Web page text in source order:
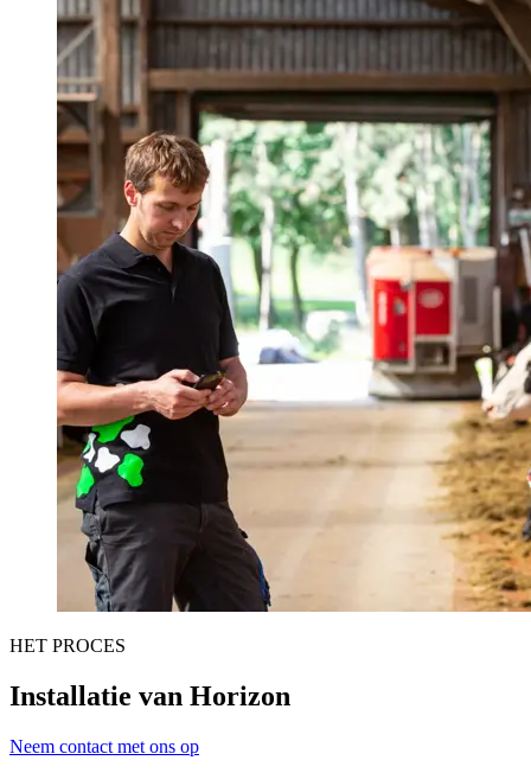
HET PROCES
Installatie van Horizon
Neem contact met ons op